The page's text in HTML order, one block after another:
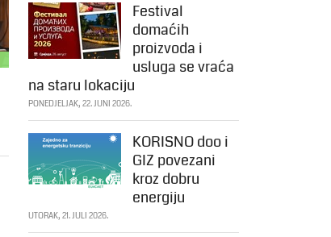
Festival
domaćih
proizvoda i
usluga se vraća
na staru lokaciju
PONEDJELJAK, 22. JUNI 2026.
KORISNO doo i
GIZ povezani
kroz dobru
energiju
UTORAK, 21. JULI 2026.